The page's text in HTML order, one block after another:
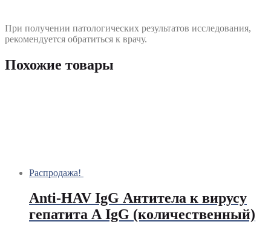
При получении патологических результатов исследования,
рекомендуется обратиться к врачу.
Похожие товары
Распродажа!
Anti-HAV IgG Антитела к вирусу
гепатита А IgG (количественный)